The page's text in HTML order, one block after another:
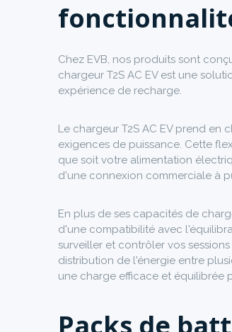
Chez EVB, nos produits sont
chargeur T2S AC EV est une
expérience de recharge.
Le chargeur T2S AC EV prend
exigences de puissance. Cette
que soit votre alimentation
d'une connexion commerciale à
En plus de ses capacités de
d'une compatibilité avec
surveiller et contrôler vos
distribution de l'énergie entre
une charge efficace et équilibrée